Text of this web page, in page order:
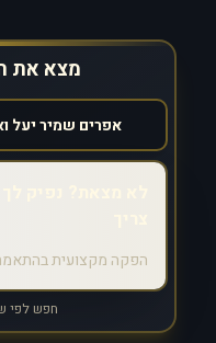
מצא את
הפקה מקצועית
חפש לפי